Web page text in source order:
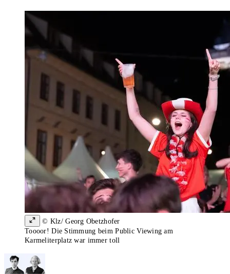
© Klz/ Georg Obetzhofer
Toooor! Die Stimmung beim Public Viewing am
Karmeliterplatz war immer toll